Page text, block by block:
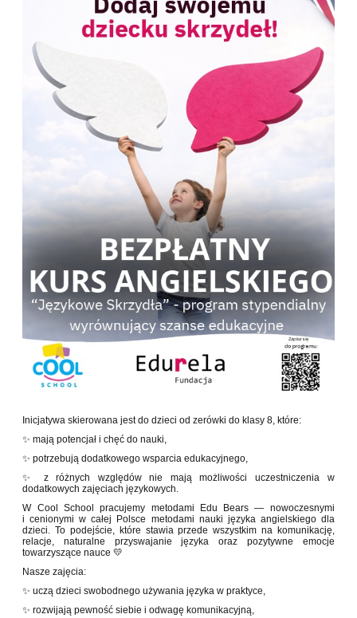
Inicjatywa skierowana jest do dzieci od zerówki do klasy 8, które:
✨ mają potencjał i chęć do nauki,
✨ potrzebują dodatkowego wsparcia edukacyjnego,
✨ z różnych względów nie mają możliwości uczestniczenia w
dodatkowych zajęciach językowych.
W Cool School pracujemy metodami Edu Bears — nowoczesnymi
i cenionymi w całej Polsce metodami nauki języka angielskiego dla
dzieci. To podejście, które stawia przede wszystkim na komunikację,
relacje, naturalne przyswajanie języka oraz pozytywne emocje
towarzyszące nauce 💛
Nasze zajęcia:
✨ uczą dzieci swobodnego używania języka w praktyce,
✨ rozwijają pewność siebie i odwagę komunikacyjną,